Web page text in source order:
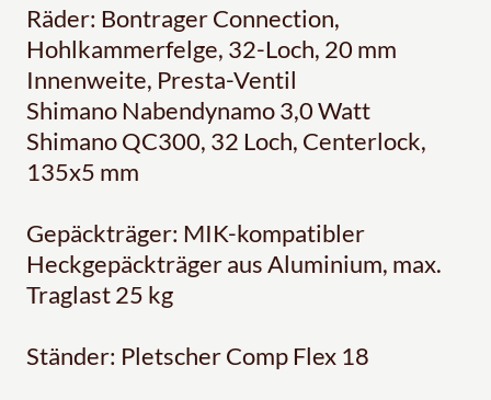
Räder: Bontrager Connection,
Hohlkammerfelge, 32-Loch, 20 mm
Innenweite, Presta-Ventil
Shimano Nabendynamo 3,0 Watt
Shimano QC300, 32 Loch, Centerlock,
135x5 mm
Gepäckträger: MIK-kompatibler
Heckgepäckträger aus Aluminium, max.
Traglast 25 kg
Ständer: Pletscher Comp Flex 18